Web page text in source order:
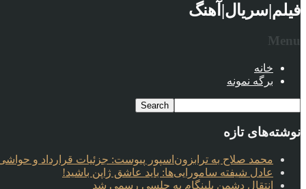
فیلم|سریال|آهنگ
Menu
خانه
برگه نمونه
نوشته‌های تازه
محمد صلاح به ترابزون‌اسپور پیوست: جزئیات قرارداد و حواشی
عادل شیفته سامورایی‌ها: باید عاشق ژاپن باشید!
انتقال دشمن بلینگام به چلسی رسمی شد